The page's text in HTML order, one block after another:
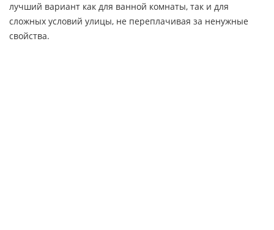
лучший вариант как для ванной комнаты, так и для
сложных условий улицы, не переплачивая за ненужные
свойства.